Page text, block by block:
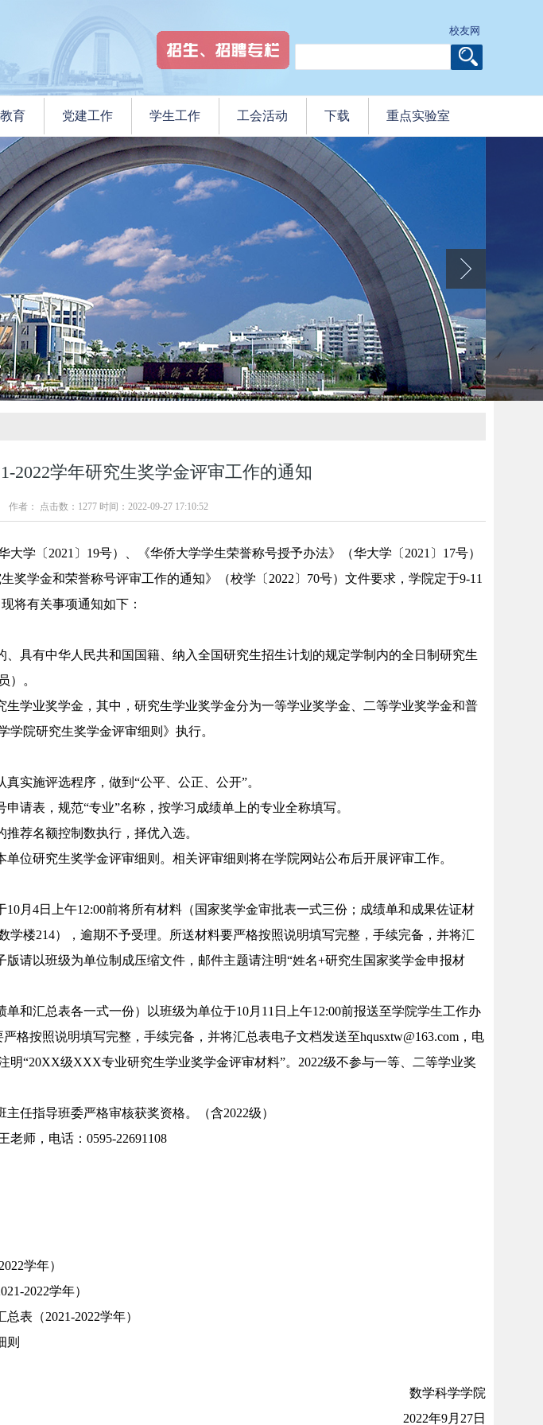
校友网
育 党建工作 学生工作 工会活动 下载 重点实验室
2022学年研究生奖学金评审工作的通知
作者： 点击数： 1277时间：2022-09-27 17:10:52
学〔2021〕19号）、《华侨大学学生荣誉称号授予办法》（华大学〔2021〕17号）
奖学金和荣誉称号评审工作的通知》（校学〔2022〕70号）文件要求，学院定于9-11
将有关事项通知如下：
具有中华人民共和国国籍、纳入全国研究生招生计划的规定学制内的全日制研究生
）。
生学业奖学金，其中，研究生学业奖学金分为一等学业奖学金、二等学业奖学金和普
院研究生奖学金评审细则》执行。
实施评选程序，做到“公平、公正、公开”。
请表，规范“专业”名称，按学习成绩单上的专业全称填写。
荐名额控制数执行，择优入选。
位研究生奖学金评审细则。相关评审细则将在学院网站公布后开展评审工作。
月4日上午12:00前将所有材料（国家奖学金审批表一式三份；成绩单和成果佐证材
学楼214），逾期不予受理。所送材料要严格按照说明填写完整，手续完备，并将汇
版请以班级为单位制成压缩文件，邮件主题请注明“姓名+研究生国家奖学金申报材
和汇总表各一式一份）以班级为单位于10月11日上午12:00前报送至学院学生工作办
格按照说明填写完整，手续完备，并将汇总表电子文档发送至hqusxtw@163.com，电
明“20XX级XXX专业研究生学业奖学金评审材料”。2022级不参与一等、二等学业奖
任指导班委严格审核获奖资格。（含2022级）
师，电话：0595-22691108
学年）
2022学年）
表（2021-2022学年）
则
数学科学学院
2022年9月27日